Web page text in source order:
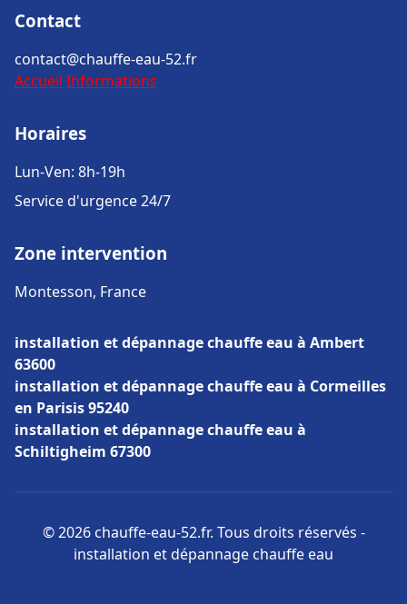
Contact
contact@chauffe-eau-52.fr
Accueil Informations
Horaires
Lun-Ven: 8h-19h
Service d'urgence 24/7
Zone intervention
Montesson, France
installation et dépannage chauffe eau à Ambert
63600
installation et dépannage chauffe eau à Cormeilles
en Parisis 95240
installation et dépannage chauffe eau à
Schiltigheim 67300
© 2026 chauffe-eau-52.fr. Tous droits réservés -
installation et dépannage chauffe eau